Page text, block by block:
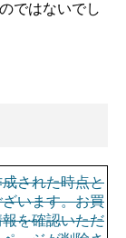
ではないでし